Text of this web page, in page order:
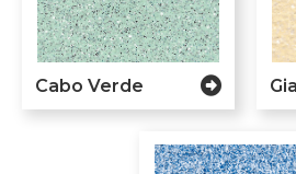
Cabo Verde